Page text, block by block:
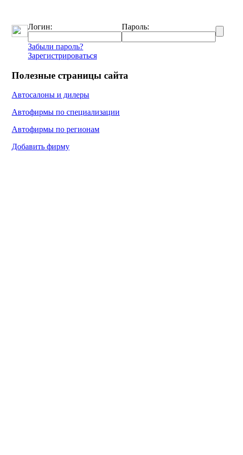
Логин: Пароль:
Забыли пароль?
Зарегистрироваться
Полезные страницы сайта
Автосалоны и дилеры
Автофирмы по специализации
Автофирмы по регионам
Добавить фирму